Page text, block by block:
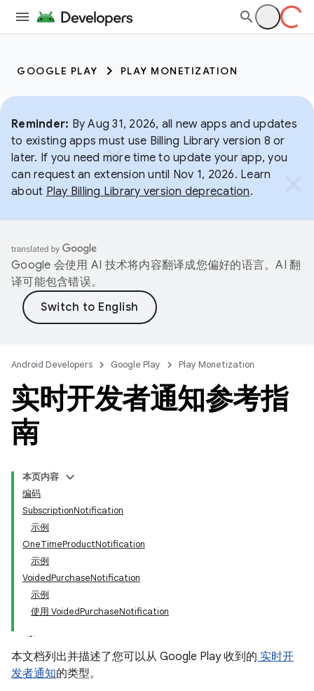
GOOGLE PLAY PLAY MONETIZATION
Reminder: By Aug 31, 2026, all new apps and updates
to existing apps must use Billing Library version 8 or
later. If you need more time to update your app, you
can request an extension until Nov 1, 2026. Learn
about Play Billing Library version deprecation.
Google 会使用 AI 技术将内容翻译成您偏好的语言。AI 翻
译可能包含错误。
Android Developers Google Play Play Monetization
实时开发者通知参考指
南
本页内容
编码
SubscriptionNotification
示例
OneTimeProductNotification
示例
VoidedPurchaseNotification
示例
使用 VoidedPurchaseNotification
本文档列出并描述了您可以从 Google Play 收到的 实时开
发者通知的类型。